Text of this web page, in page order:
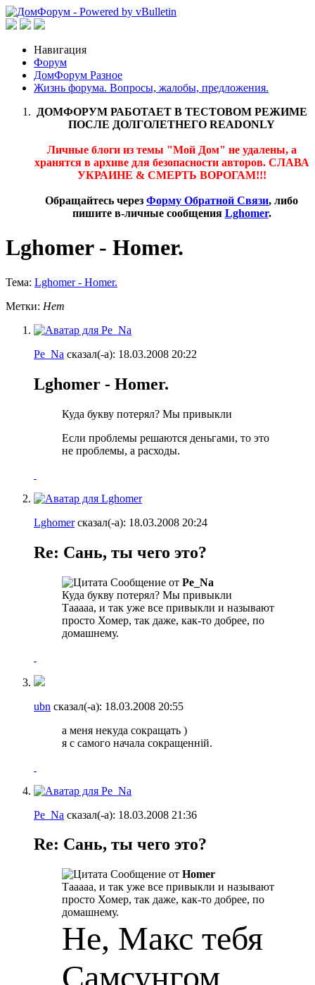
Навигация
Форум
ДомФорум Разное
Жизнь форума. Вопросы, жалобы, предложения.
ДОМФОРУМ РАБОТАЕТ В ТЕСТОВОМ РЕЖИМЕ
ПОСЛЕ ДОЛГОЛЕТНЕГО READONLY
Личные блоги из темы "Мой Дом" не удалены, а
хранятся в архиве для безопасности авторов. СЛАВА
УКРАИНЕ & СМЕРТЬ ВОРОГАМ!!!
Обращайтесь через Форму Обратной Связи, либо
пишите в-личные сообщения Lghomer.
Lghomer - Homer.
Тема: Lghomer - Homer.
Метки: Нет
Pe_Na сказал(-а): 18.03.2008 20:22
Lghomer - Homer.
Куда букву потерял? Мы привыкли
Если проблемы решаются деньгами, то это
не проблемы, а расходы.
Lghomerсказал(-а): 18.03.2008 20:24
Re: Сань, ты чего это?
Сообщение от Pe_Na
Куда букву потерял? Мы привыкли
Тааааа, и так уже все привыкли и называют
просто Хомер, так даже, как-то добрее, по
домашнему.
ubn сказал(-а): 18.03.2008 20:55
а меня некуда сокращать )
я с самого начала сокращенній.
Pe_Na сказал(-а): 18.03.2008 21:36
Re: Сань, ты чего это?
Сообщение от Homer
Тааааа, и так уже все привыкли и называют
просто Хомер, так даже, как-то добрее, по
домашнему.
Не, Макс тебя
Самсунгом